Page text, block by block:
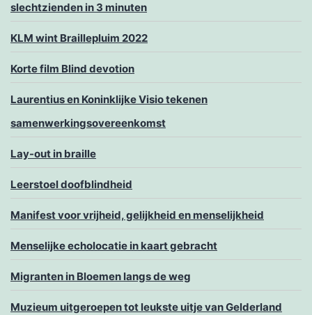
slechtzienden in 3 minuten
KLM wint Braillepluim 2022
Korte film Blind devotion
Laurentius en Koninklijke Visio tekenen
samenwerkingsovereenkomst
Lay-out in braille
Leerstoel doofblindheid
Manifest voor vrijheid, gelijkheid en menselijkheid
Menselijke echolocatie in kaart gebracht
Migranten in Bloemen langs de weg
Muzieum uitgeroepen tot leukste uitje van Gelderland